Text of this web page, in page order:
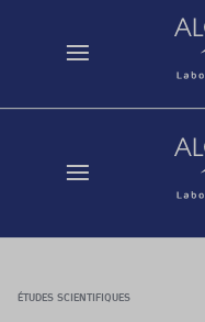
ÉTUDES SCIENTIFIQUES